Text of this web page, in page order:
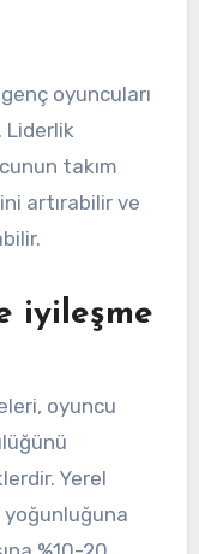
oyuncuları
Liderlik
takım
artırabilir ve
iyileşme
oyuncu
Yerel